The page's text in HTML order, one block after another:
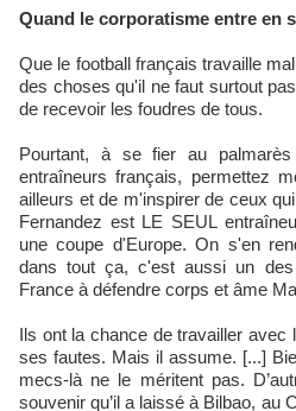
Quand le corporatisme entre en
Que le football français travaille
des choses qu'il ne faut surtout
de recevoir les foudres de tous.
Pourtant, à se fier au
entraîneurs français, permettez
ailleurs et de m'inspirer de ceux
Fernandez est LE SEUL
une coupe d'Europe. On s'en
dans tout ça, c'est aussi un
France à défendre corps et âme
Ils ont la chance de travailler avec
ses fautes. Mais il assume. [...]
mecs-là ne le méritent pas.
souvenir qu’il a laissé à Bilbao, au